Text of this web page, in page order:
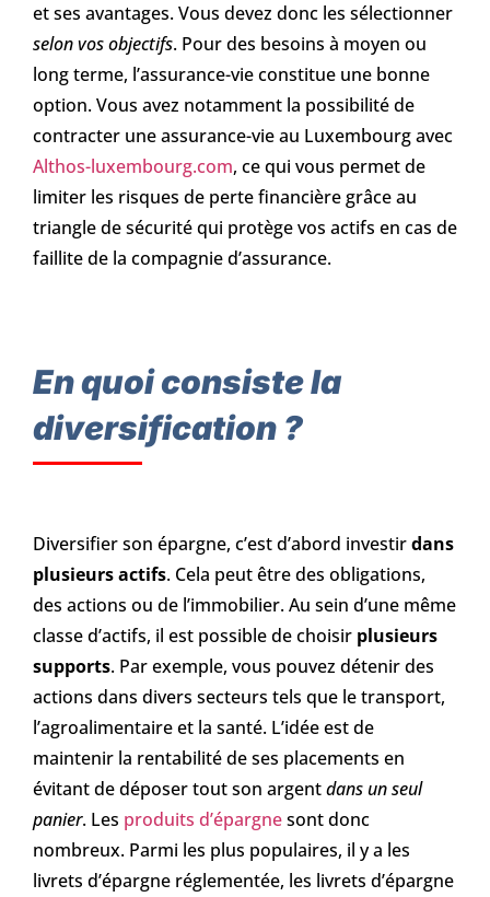
et ses avantages. Vous devez donc les sélectionner
selon vos objectifs. Pour des besoins à moyen ou
long terme, l’assurance-vie constitue une bonne
option. Vous avez notamment la possibilité de
contracter une assurance-vie au Luxembourg avec
Althos-luxembourg.com, ce qui vous permet de
limiter les risques de perte financière grâce au
triangle de sécurité qui protège vos actifs en cas de
faillite de la compagnie d’assurance.
En quoi consiste la
diversification ?
Diversifier son épargne, c’est d’abord investirdans
plusieurs actifs. Cela peut être des obligations,
des actions ou de l’immobilier. Au sein d’une même
classe d’actifs, il est possible de choisir plusieurs
supports. Par exemple, vous pouvez détenir des
actions dans divers secteurs tels que le transport,
l’agroalimentaire et la santé. L’idée est de
maintenir la rentabilité de ses placements en
évitant de déposer tout son argentdans un seul
panier. Les produits d’épargnesont donc
nombreux. Parmi les plus populaires, il y a les
livrets d’épargne réglementée, les livrets d’épargne